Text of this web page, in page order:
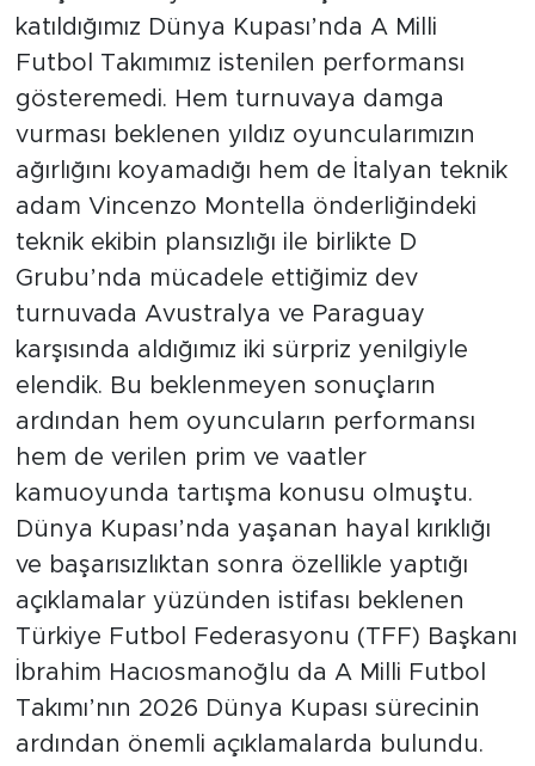
katıldığımız Dünya Kupası’nda A Milli
Futbol Takımımız istenilen performansı
gösteremedi. Hem turnuvaya damga
vurması beklenen yıldız oyuncularımızın
ağırlığını koyamadığı hem de İtalyan teknik
adam Vincenzo Montella önderliğindeki
teknik ekibin plansızlığı ile birlikte D
Grubu’nda mücadele ettiğimiz dev
turnuvada Avustralya ve Paraguay
karşısında aldığımız iki sürpriz yenilgiyle
elendik. Bu beklenmeyen sonuçların
ardından hem oyuncuların performansı
hem de verilen prim ve vaatler
kamuoyunda tartışma konusu olmuştu.
Dünya Kupası’nda yaşanan hayal kırıklığı
ve başarısızlıktan sonra özellikle yaptığı
açıklamalar yüzünden istifası beklenen
Türkiye Futbol Federasyonu (TFF) Başkanı
İbrahim Hacıosmanoğlu da A Milli Futbol
Takımı’nın 2026 Dünya Kupası sürecinin
ardından önemli açıklamalarda bulundu.